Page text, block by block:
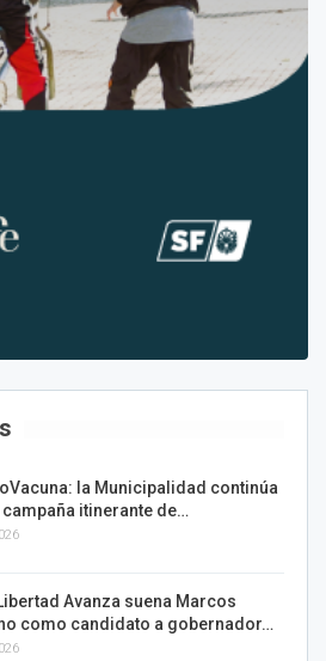
la Municipalidad continúa
campaña itinerante de…
Avanza suena Marcos
como candidato a gobernador…